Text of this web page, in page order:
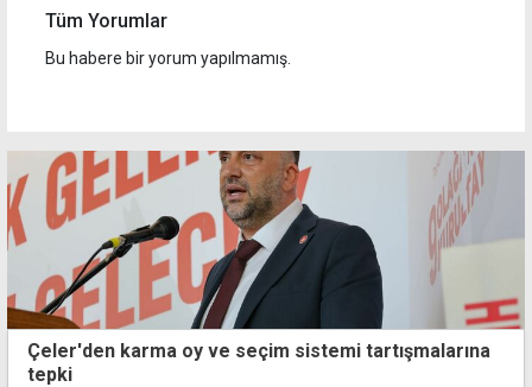
Tüm Yorumlar
Bu habere bir yorum yapılmamış.
Çeler'den karma oy ve seçim sistemi tartışmalarına
tepki